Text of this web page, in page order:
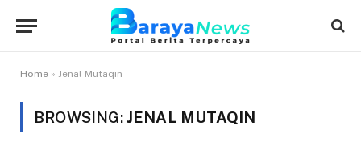
Home » Jenal Mutaqin
BROWSING: JENAL MUTAQIN